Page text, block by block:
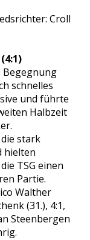
Croll
Begegnung
schnelles
und führte
Halbzeit
stark
hielten
TSG einen
Partie.
Walther
(31.), 4:1,
Steenbergen